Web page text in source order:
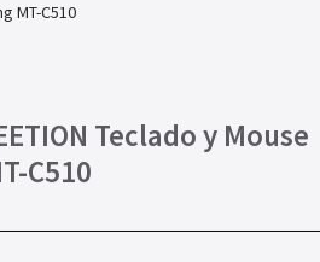
MT-C510
Teclado y Mouse
C510